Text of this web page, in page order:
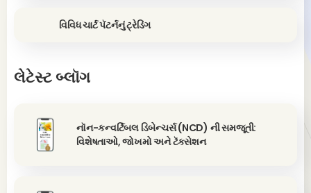
વિવિધ ચાર્ટ પૅટર્નનું ટ્રેડિંગ
લેટેસ્ટ બ્લૉગ
નૉન-કન્વર્ટિબલ ડિબેન્ચર્સ (NCD) ની સમજૂતી:
વિશેષતાઓ, જોખમો અને ટૅક્સેશન